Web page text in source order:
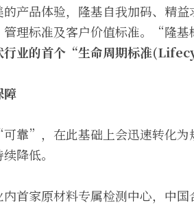
产品体验，隆基自我加码、精
管理标准及客户价值标准。“隆
行业的首个“生命周期标准
障
靠”，在此基础上会迅速转化为
降低。
首家原材料专属检测中心，中国